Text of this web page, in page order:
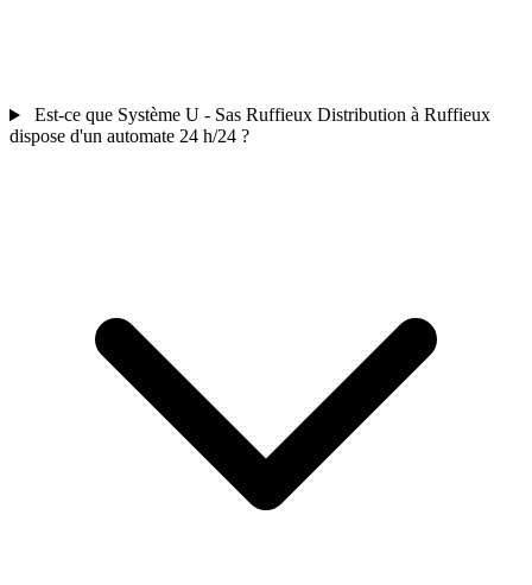
Est-ce que Système U - Sas Ruffieux Distribution à Ruffieux
dispose d'un automate 24 h/24 ?